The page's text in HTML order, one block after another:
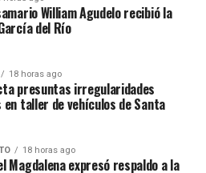
William Agudelo recibió la
del Río
18 horas ago
presuntas irregularidades
en taller de vehículos de Santa
18 horas ago
Magdalena expresó respaldo a la